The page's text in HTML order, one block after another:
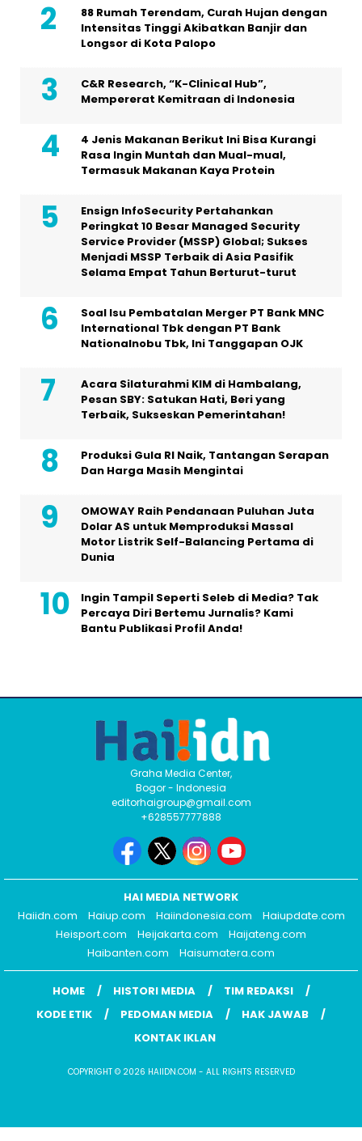
88 Rumah Terendam, Curah Hujan dengan
Intensitas Tinggi Akibatkan Banjir dan
Longsor di Kota Palopo
C&R Research, “K-Clinical Hub”,
Mempererat Kemitraan di Indonesia
4 Jenis Makanan Berikut Ini Bisa Kurangi
Rasa Ingin Muntah dan Mual-mual,
Termasuk Makanan Kaya Protein
Ensign InfoSecurity Pertahankan
Peringkat 10 Besar Managed Security
Service Provider (MSSP) Global; Sukses
Menjadi MSSP Terbaik di Asia Pasifik
Selama Empat Tahun Berturut-turut
Soal Isu Pembatalan Merger PT Bank MNC
International Tbk dengan PT Bank
Nationalnobu Tbk, Ini Tanggapan OJK
Acara Silaturahmi KIM di Hambalang,
Pesan SBY: Satukan Hati, Beri yang
Terbaik, Sukseskan Pemerintahan!
Produksi Gula RI Naik, Tantangan Serapan
Dan Harga Masih Mengintai
OMOWAY Raih Pendanaan Puluhan Juta
Dolar AS untuk Memproduksi Massal
Motor Listrik Self-Balancing Pertama di
Dunia
Ingin Tampil Seperti Seleb di Media? Tak
Percaya Diri Bertemu Jurnalis? Kami
Bantu Publikasi Profil Anda!
Graha Media Center,
Bogor - Indonesia
editorhaigroup@gmail.com
+628557777888
HAI MEDIA NETWORK
Haiidn.com
Haiup.com Haiindonesia.com
Haiupdate.com
Heisport.com
Heijakarta.com
Haijateng.com
Haibanten.com
Haisumatera.com
HOME HISTORI MEDIA
TIM REDAKSI
KODE ETIK
PEDOMAN MEDIA
HAK JAWAB
KONTAK IKLAN
COPYRIGHT © 2026 HAIIDN.COM - ALL RIGHTS RESERVED